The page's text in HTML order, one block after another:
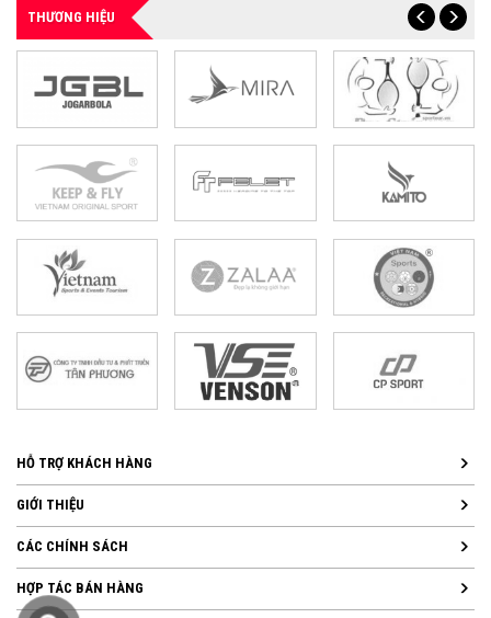
THƯƠNG HIỆU
HỖ TRỢ KHÁCH HÀNG
GIỚI THIỆU
CÁC CHÍNH SÁCH
HỢP TÁC BÁN HÀNG